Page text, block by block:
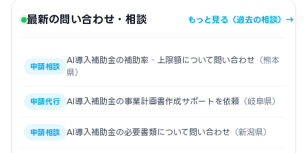
最新の問い合わせ・相談 もっと見る（過去の相談）→
申請相談
AI導入補助金の補助率・上限額について問い合わせ （熊本
県）
申請代行 AI導入補助金の事業計画書作成サポートを依頼 （岐阜県）
申請相談 AI導入補助金の必要書類について問い合わせ （新潟県）